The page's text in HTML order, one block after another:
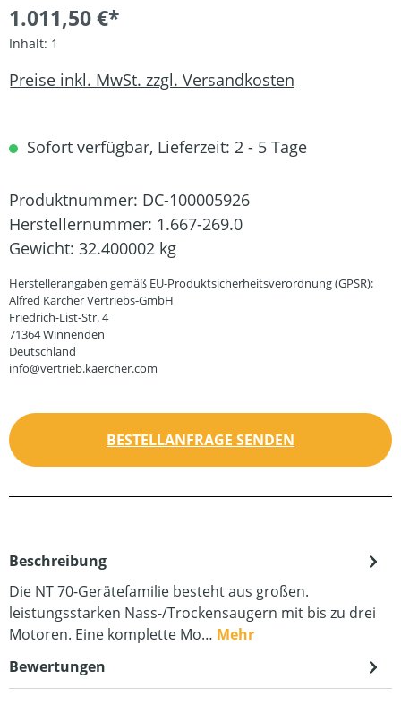
1.011,50 €*
Inhalt: 1
Preise inkl. MwSt. zzgl. Versandkosten
Sofort verfügbar, Lieferzeit: 2 - 5 Tage
Produktnummer: DC-100005926
Herstellernummer: 1.667-269.0
Gewicht: 32.400002 kg
Herstellerangaben gemäß EU-Produktsicherheitsverordnung (GPSR):
Alfred Kärcher Vertriebs-GmbH
Friedrich-List-Str. 4
71364 Winnenden
Deutschland
info@vertrieb.kaercher.com
BESTELLANFRAGE SENDEN
Beschreibung
Die NT 70-Gerätefamilie besteht aus großen.
leistungsstarken Nass-/Trockensaugern mit bis zu drei
Motoren. Eine komplette Mo… Mehr
Bewertungen